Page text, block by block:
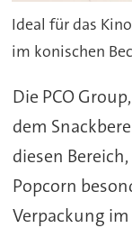
Ideal für das
im konischen
Die PCO
dem
diesen
Popcorn
Verpackung